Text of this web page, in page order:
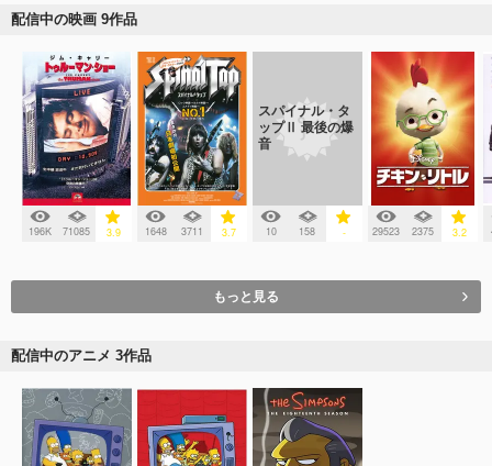
配信中の映画 9作品
196K 71085 3.9 1648 3711 3.7
スパイナル・タ
ップⅡ 最後の爆
音
10 158 - 29523 2375 3.2
もっと見る
配信中のアニメ 3作品